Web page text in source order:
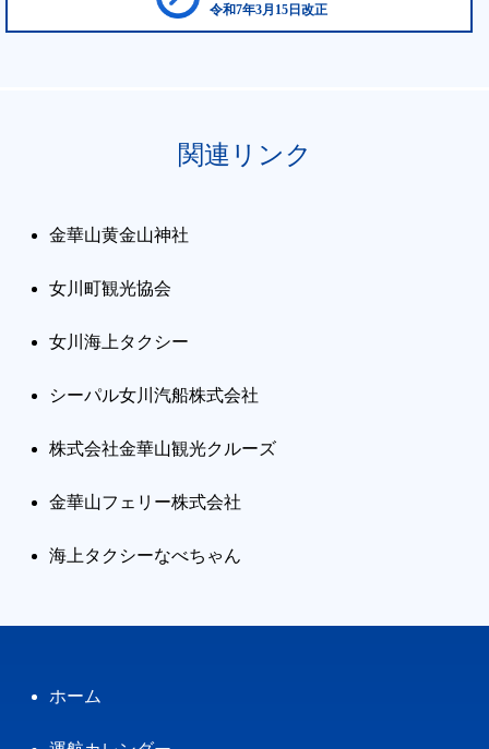
令和7年3月15日改正
関連リンク
金華山黄金山神社
女川町観光協会
女川海上タクシー
シーパル女川汽船株式会社
株式会社金華山観光クルーズ
金華山フェリー株式会社
海上タクシーなべちゃん
ホーム